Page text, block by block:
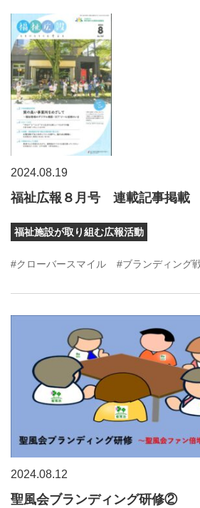
2024.08.19
福祉広報８月号 連載記事掲載
福祉施設が取り組む広報活動
#クローバースマイル #ブランディング
2024.08.12
聖風会ブランディング研修②